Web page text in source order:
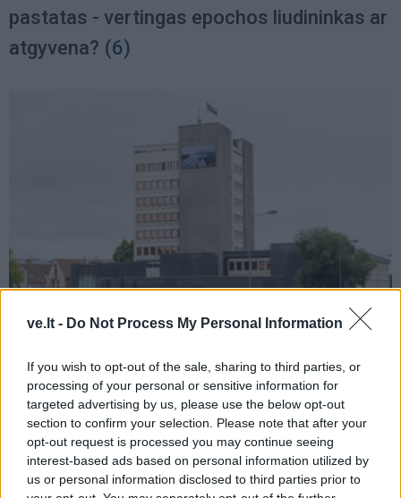
ve.lt - Do Not Process My Personal Information
If you wish to opt-out of the sale, sharing to third parties, or
processing of your personal or sensitive information for
targeted advertising by us, please use the below opt-out
section to confirm your selection. Please note that after your
opt-out request is processed you may continue seeing
interest-based ads based on personal information utilized by
us or personal information disclosed to third parties prior to
pastatas - vertingas epochos liudininkas ar
atgyvena? (6)
2025-07-25 03:34
(Ne)paveldas: kas bus, kai Klaipėdos
valstybinio jūrų uosto direkcija išsikels?